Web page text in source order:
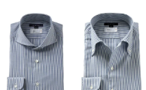
湿性・通気性・断熱性
応＝快適に着用でき
いませんのでご了承